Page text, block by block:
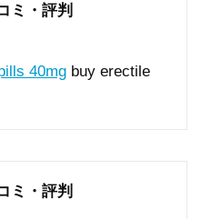
ミ・評判
40mg buy erectile
ミ・評判